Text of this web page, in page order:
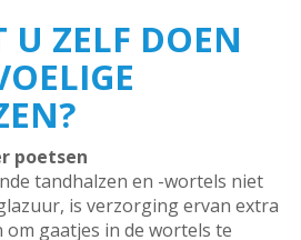
ZELF DOEN
poetsen
tandhalzen en -wortels niet
is verzorging ervan extra
gaatjes in de wortels te